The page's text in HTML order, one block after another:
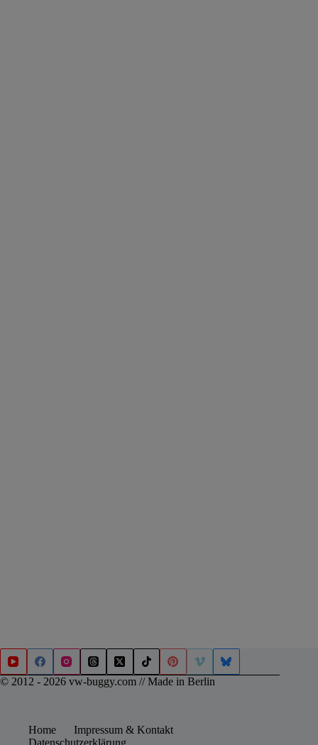
© 2012 - 2026 vw-buggy.com // Made in Berlin
Home
Impressum & Kontakt
Datenschutzerklärung